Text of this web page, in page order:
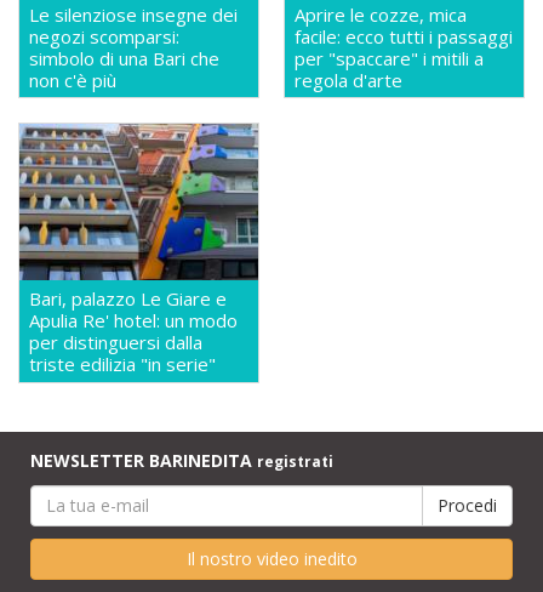
Le silenziose insegne dei
negozi scomparsi:
simbolo di una Bari che
non c'è più
Aprire le cozze, mica
facile: ecco tutti i passaggi
per "spaccare" i mitili a
regola d'arte
Bari, palazzo Le Giare e
Apulia Re' hotel: un modo
per distinguersi dalla
triste edilizia "in serie"
NEWSLETTER BARINEDITA registrati
Il nostro video inedito